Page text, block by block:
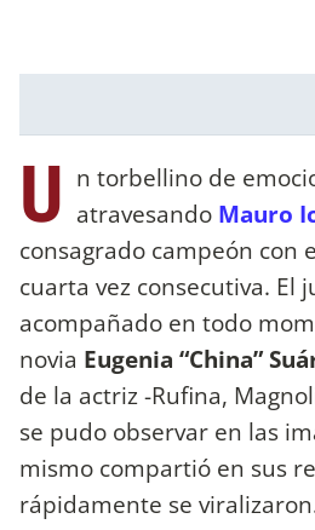
U n torbellino de
atravesando Mauro
consagrado campeón con
cuarta vez consecutiva. El
acompañado en todo
novia Eugenia “China”
de la actriz -Rufina,
se pudo observar en las
mismo compartió en sus
rápidamente se